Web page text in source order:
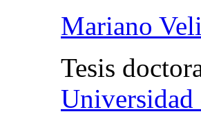
Mariano
Tesis